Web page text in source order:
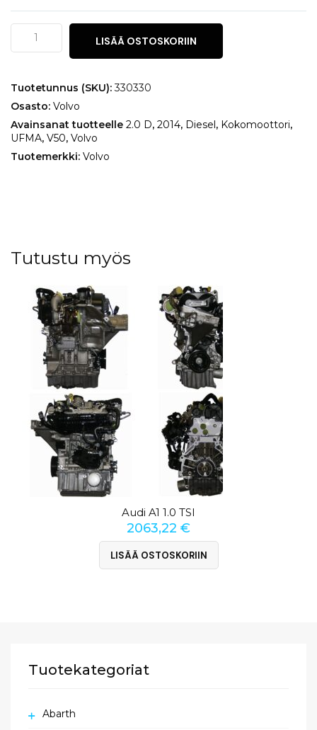
Volvo
2.0
määrä
LISÄÄ OSTOSKORIIN
Tuotetunnus (SKU):330330
Osasto: Volvo
Avainsanat tuotteelle 2.0 D, 2014, Diesel, Kokomoottori,
UFMA, V50, Volvo
Tuotemerkki: Volvo
Tutustu myös
Audi A1 1.0 TSI
2063,22 €
LISÄÄ OSTOSKORIIN
Tuotekategoriat
Abarth